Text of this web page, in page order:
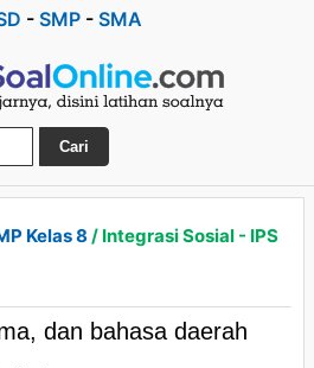
- SMP - SMA
Cari
Kelas 8 / Integrasi Sosial - IPS
dan bahasa daerah